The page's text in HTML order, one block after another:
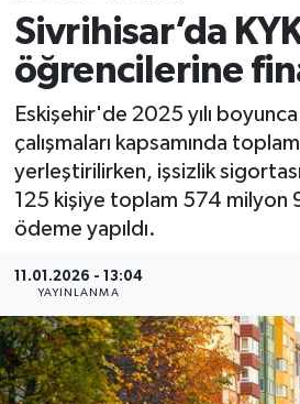
Sivrihisar’da
öğrencilerine
Eskişehir'de 2025 yılı
çalışmaları kapsamında
yerleştirilirken, işsizlik
125 kişiye toplam 574 milyon
ödeme yapıldı.
11.01.2026 - 13:04
YAYINLANMA
Eğitim
Eskişehir
Eskişehirspor
Gündem
Kültür Sanat
Tüm Manşetler
Haber Arşivi